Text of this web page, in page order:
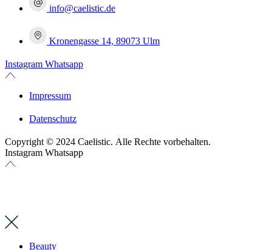
info@caelistic.de
Kronengasse 14, 89073 Ulm
Instagram Whatsapp
Impressum
Datenschutz
Copyright © 2024 Caelistic. Alle Rechte vorbehalten.
Instagram Whatsapp
Beauty